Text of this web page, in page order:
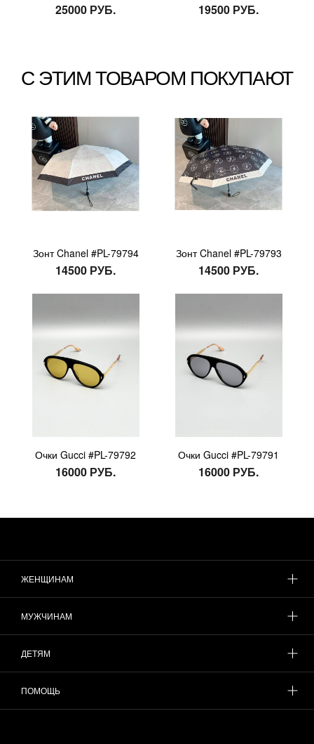
25000 РУБ. 19500 РУБ.
С ЭТИМ ТОВАРОМ ПОКУПАЮТ
Зонт Chanel #PL-79794
14500 РУБ.
Зонт Chanel #PL-79793
14500 РУБ.
Очки Gucci #PL-79792
16000 РУБ.
Очки Gucci #PL-79791
16000 РУБ.
ЖЕНЩИНАМ
МУЖЧИНАМ
ДЕТЯМ
ПОМОЩЬ